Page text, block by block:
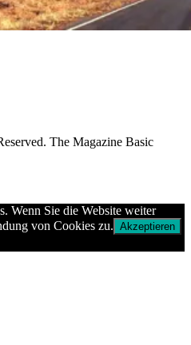
The Magazine Basic
Wenn Sie die Website weiter
von Cookies zu. Akzeptieren